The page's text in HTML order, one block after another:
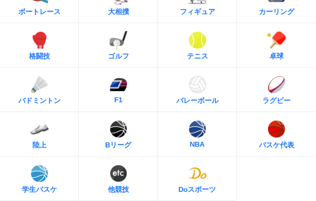
ボートレース 大相撲 フィギュア カーリング
格闘技 ゴルフ テニス 卓球
バドミントン F1 バレーボール ラグビー
陸上 Bリーグ NBA バスケ代表
学生バスケ 他競技 Doスポーツ